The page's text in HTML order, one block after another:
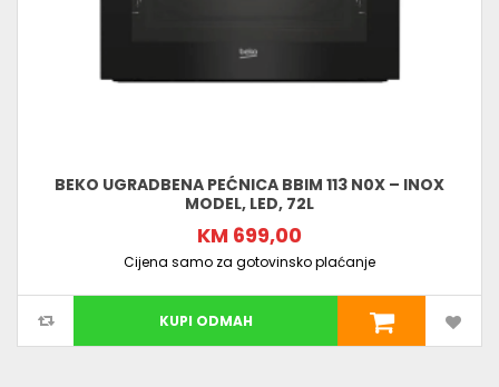
BEKO UGRADBENA PEĆNICA BBIM 113 N0X – INOX
MODEL, LED, 72L
KM 699,00
Cijena samo za gotovinsko plaćanje
KUPI ODMAH